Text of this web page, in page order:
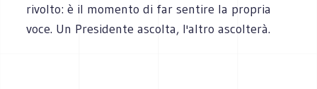
rivolto: è il momento di far sentire la propria
voce. Un Presidente ascolta, l'altro ascolterà.